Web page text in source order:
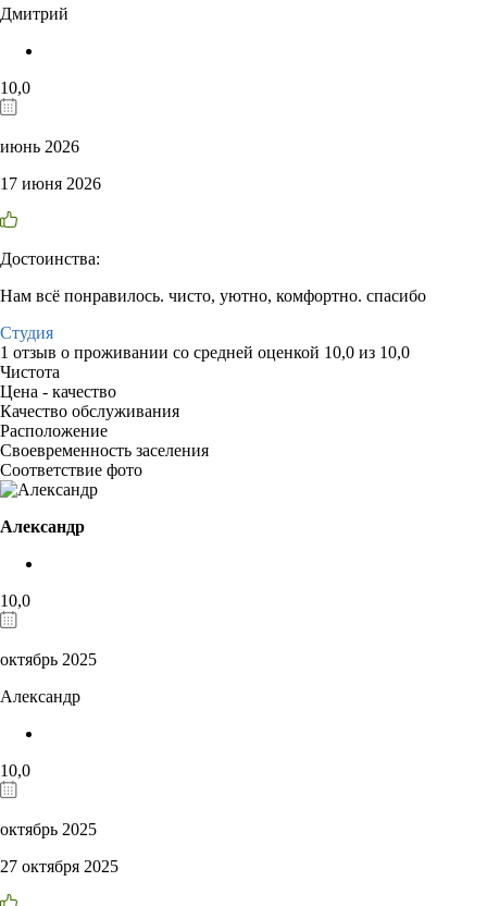
Дмитрий
10,0
июнь 2026
17 июня 2026
Достоинства:
Нам всё понравилось. чисто, уютно, комфортно. спасибо
Студия
1 отзыв о проживании со средней оценкой 10,0 из 10,0
Чистота
Цена - качество
Качество обслуживания
Расположение
Своевременность заселения
Соответствие фото
Александр
10,0
октябрь 2025
Александр
10,0
октябрь 2025
27 октября 2025